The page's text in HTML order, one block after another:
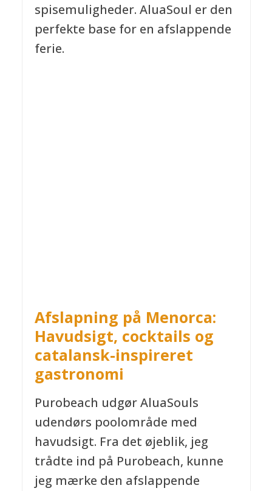
spisemuligheder. AluaSoul er den
perfekte base for en afslappende
ferie.
Afslapning på Menorca:
Havudsigt, cocktails og
catalansk-inspireret
gastronomi
Purobeach udgør AluaSouls
udendørs poolområde med
havudsigt. Fra det øjeblik, jeg
trådte ind på Purobeach, kunne
jeg mærke den afslappende